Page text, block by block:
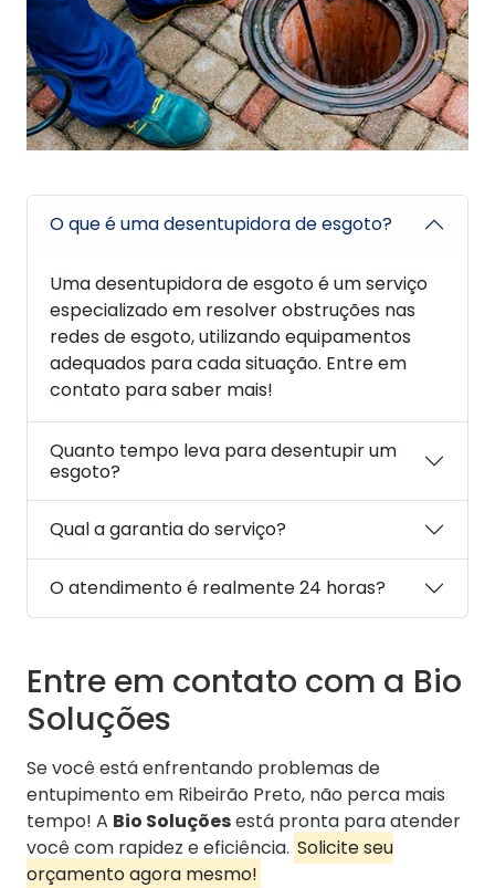
O que é uma desentupidora de esgoto?
Uma desentupidora de esgoto é um serviço
especializado em resolver obstruções nas
redes de esgoto, utilizando equipamentos
adequados para cada situação. Entre em
contato para saber mais!
Quanto tempo leva para desentupir um
esgoto?
Qual a garantia do serviço?
O atendimento é realmente 24 horas?
Entre em contato com a Bio
Soluções
Se você está enfrentando problemas de
entupimento em Ribeirão Preto, não perca mais
tempo! A Bio Soluçõesestá pronta para atender
você com rapidez e eficiência. Solicite seu
orçamento agora mesmo!